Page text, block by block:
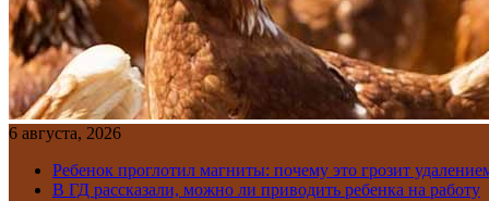
6 августа, 2026
Ребенок проглотил магниты: почему это грозит
В ГД рассказали, можно ли приводить ребенка на работу